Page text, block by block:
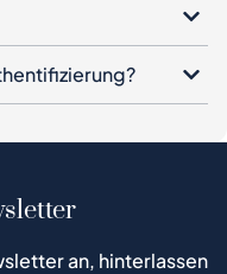
an, hinterlassen